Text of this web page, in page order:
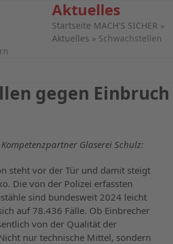
Aktuelles
Startseite MACH'S SICHER »
Aktuelles » Schwachstellen
gegen Einbruch
Glaserei Schulz:
steht vor der Tür und damit steigt
Die von der Polizei erfassten
sind bundesweit 2024 leicht
auf 78.436 Fälle. Ob Einbrecher
von der Qualität der
nur technische Mittel, sondern